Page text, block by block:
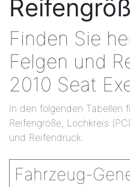
Finden Sie
Felgen und
2010 Seat
In den folgenden Tabellen
Reifengröße, Lochkreis
und Reifendruck.
Fahrzeug-